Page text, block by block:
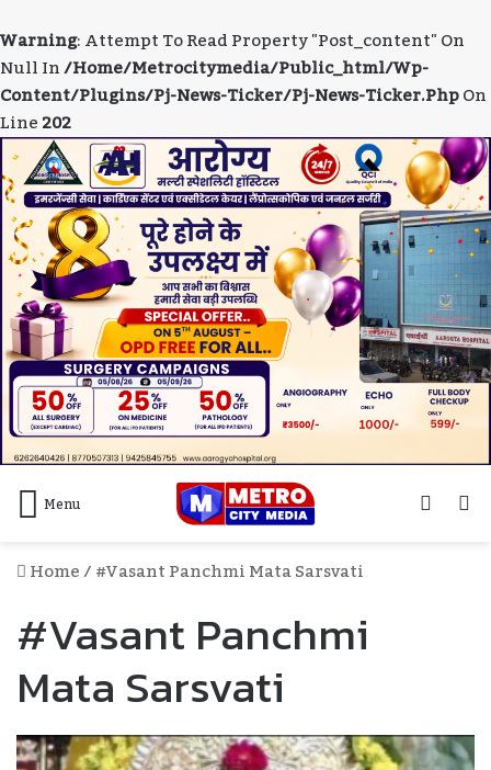
Warning: Attempt To Read Property "post_content" On
Null In/home/metrocitymedia/public_html/wp-
Content/plugins/pj-News-Ticker/pj-News-Ticker.phpOn
Line202
Menu
Log
Home/#vasant Panchmi Mata Sarsvati
#vasant Panchmi
Mata Sarsvati